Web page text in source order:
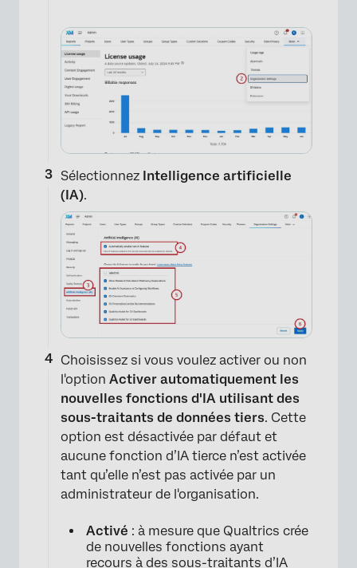
×
Sélectionnez Intelligence artificielle
(IA).
Choisissez si vous voulez activer ou non
l'option Activer automatiquement les
nouvelles fonctions d'IA utilisant des
sous-traitants de données tiers. Cette
option est désactivée par défaut et
aucune fonction d’IA tierce n’est activée
tant qu’elle n’est pas activée par un
administrateur de l'organisation.
Activé : à mesure que Qualtrics crée
de nouvelles fonctions ayant
recours à des sous-traitants d’IA